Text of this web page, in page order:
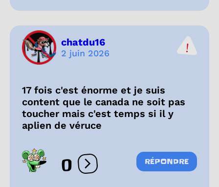
chatdu16
2 juin 2026
17 fois c'est énorme et je suis
content que le canada ne soit pas
toucher mais c'est temps si il y
aplien de véruce
0 Ouvrir les réactions
RÉPONDRE